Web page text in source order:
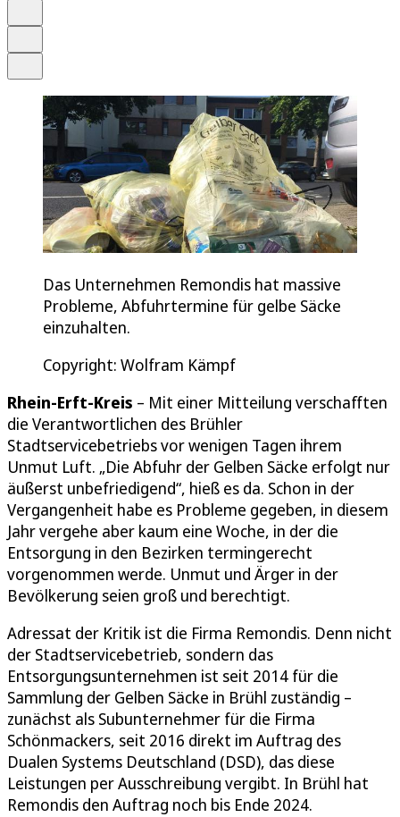
Das Unternehmen Remondis hat massive
Probleme, Abfuhrtermine für gelbe Säcke
einzuhalten.
Copyright: Wolfram Kämpf
Rhein-Erft-Kreis – Mit einer Mitteilung verschafften
die Verantwortlichen des Brühler
Stadtservicebetriebs vor wenigen Tagen ihrem
Unmut Luft. „Die Abfuhr der Gelben Säcke erfolgt nur
äußerst unbefriedigend“, hieß es da. Schon in der
Vergangenheit habe es Probleme gegeben, in diesem
Jahr vergehe aber kaum eine Woche, in der die
Entsorgung in den Bezirken termingerecht
vorgenommen werde. Unmut und Ärger in der
Bevölkerung seien groß und berechtigt.
Adressat der Kritik ist die Firma Remondis. Denn nicht
der Stadtservicebetrieb, sondern das
Entsorgungsunternehmen ist seit 2014 für die
Sammlung der Gelben Säcke in Brühl zuständig –
zunächst als Subunternehmer für die Firma
Schönmackers, seit 2016 direkt im Auftrag des
Dualen Systems Deutschland (DSD), das diese
Leistungen per Ausschreibung vergibt. In Brühl hat
Remondis den Auftrag noch bis Ende 2024.